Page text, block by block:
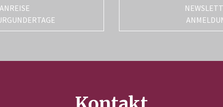
ANREISE